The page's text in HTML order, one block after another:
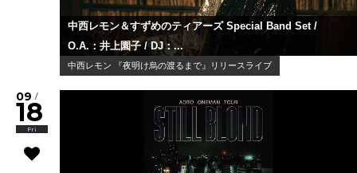
中西レモン＆すずめのティアーズ Special Band Set /
O.A.：井上園子 / DJ：...
中西レモン 『夜明け烏の渡るまで』リリースライブ
09 /
18
Fri